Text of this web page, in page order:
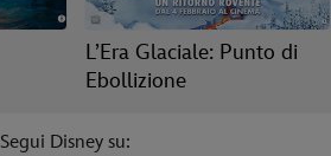
L’Era Glaciale: Punto di
Ebollizione
Segui Disney su: